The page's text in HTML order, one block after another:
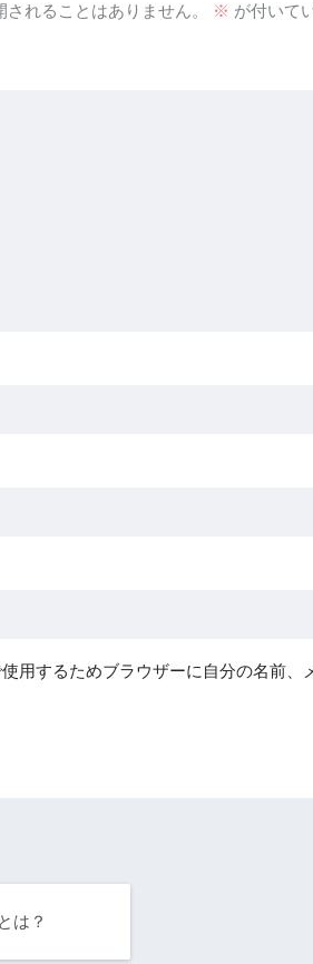
れることはありません。 ※ が付いて
用するためブラウザーに自分の名前、
は？